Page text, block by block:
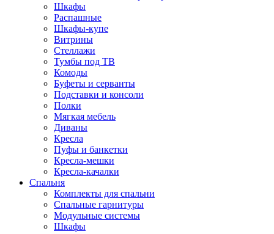
Шкафы
Распашные
Шкафы-купе
Витрины
Стеллажи
Тумбы под ТВ
Комоды
Буфеты и серванты
Подставки и консоли
Полки
Мягкая мебель
Диваны
Кресла
Пуфы и банкетки
Кресла-мешки
Кресла-качалки
Спальня
Комплекты для спальни
Спальные гарнитуры
Модульные системы
Шкафы